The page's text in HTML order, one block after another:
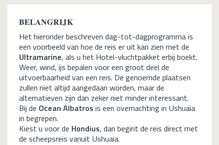
BELANGRIJK
Het hieronder beschreven dag-tot-dagprogramma is
een voorbeeld van hoe de reis er uit kan zien met de
Ultramarine, als u het Hotel-vluchtpakket erbij boekt.
Weer, wind, ijs bepalen voor een groot deel de
uitvoerbaarheid van een reis. De genoemde plaatsen
zullen niet altijd aangedaan worden, maar de
alternatieven zijn dan zeker niet minder interessant.
Bij de Ocean Albatros is een overnachting in Ushuaia
in begrepen.
Kiest u voor de Hondius, dan begint de reis direct met
de scheepsreis vanuit Ushuaia.